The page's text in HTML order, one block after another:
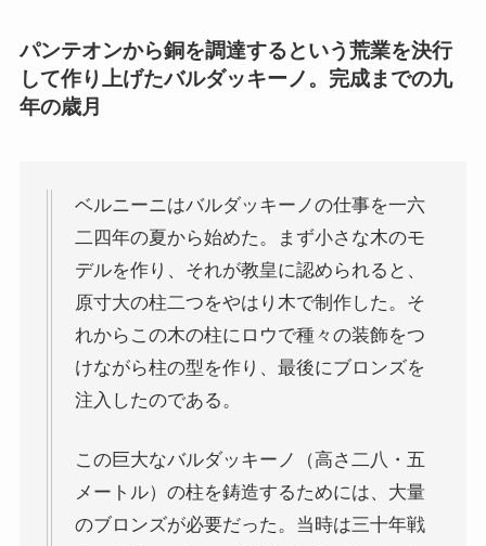
リンク集
パンテオンから銅を調達するという荒業を決行
して作り上げたバルダッキーノ。完成までの九
年の歳月
ベルニーニはバルダッキーノの仕事を一六
二四年の夏から始めた。まず小さな木のモ
デルを作り、それが教皇に認められると、
原寸大の柱二つをやはり木で制作した。そ
れからこの木の柱にロウで種々の装飾をつ
けながら柱の型を作り、最後にブロンズを
注入したのである。
この巨大なバルダッキーノ（高さ二八・五
メートル）の柱を鋳造するためには、大量
のブロンズが必要だった。当時は三十年戦